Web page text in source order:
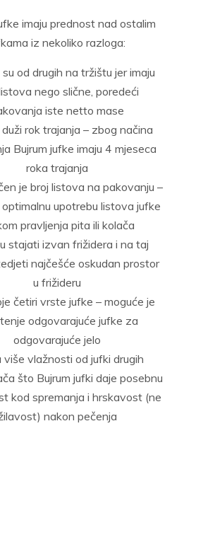
imaju prednost nad ostalim
iz nekoliko razloga:
od drugih na tržištu jer imaju
nego slične, poredeći
iste netto mase
duži rok trajanja – zbog načina
Bujrum jufke imaju 4 mjeseca
roka trajanja
je broj listova na pakovanju –
upotrebu listova jufke
pravljenja pita ili kolača
stajati izvan frižidera i na taj
najčešće oskudan prostor
u frižideru
četiri vrste jufke – moguće je
odgovarajuće jufke za
odgovarajuće jelo
više vlažnosti od jufki drugih
što Bujrum jufki daje posebnu
kod spremanja i hrskavost (ne
nakon pečenja